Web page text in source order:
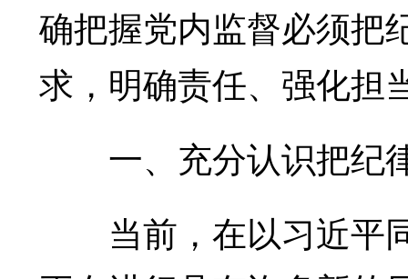
确把握党内监督必须把
求，明确责任、强化担
一、充分认识把纪
当前，在以习近平